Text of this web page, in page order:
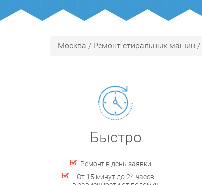
Москва / Ремонт стиральных машин /
Быстро
Ремонт в день заявки
От 15 минут до 24 часов